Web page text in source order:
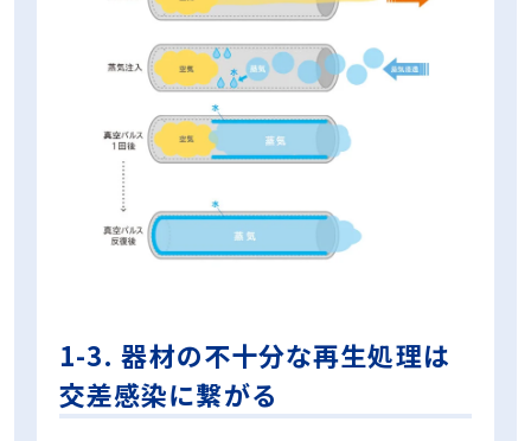
1-3. 器材の不十分な再生処理は
交差感染に繋がる